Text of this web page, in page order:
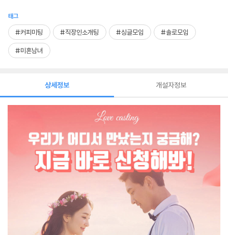
태그
#커피미팅 #직장인소개팅 #싱글모임 #솔로모임
#미혼남녀
상세정보 개설자정보